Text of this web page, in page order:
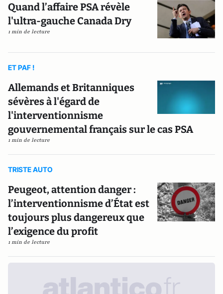
Quand l’affaire PSA révèle
l'ultra-gauche Canada Dry
1 min de lecture
ET PAF !
Allemands et Britanniques
sévères à l'égard de
l'interventionnisme
gouvernemental français sur le cas PSA
1 min de lecture
TRISTE AUTO
Peugeot, attention danger :
l’interventionnisme d’État est
toujours plus dangereux que
l’exigence du profit
1 min de lecture